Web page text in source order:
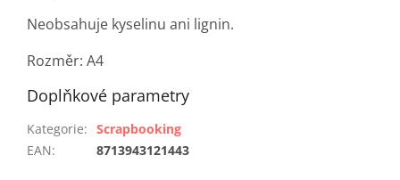
Neobsahuje kyselinu ani lignin.
Rozměr: A4
Doplňkové parametry
Kategorie: Scrapbooking
EAN: 8713943121443